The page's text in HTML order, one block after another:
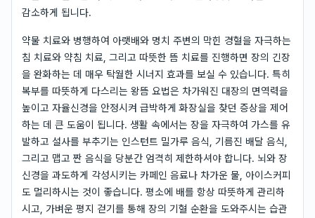
감소하게 됩니다.
약물 치료와 병행하여 아랫배와 명치 주변의 막힌 경혈을 자극하는
침 치료와 약침 치료, 그리고 따뜻한 뜸 치료를 진행하면 장의 긴장
을 완화하는 데 매우 탁월한 시너지 효과를 보실 수 있습니다. 특히
복부를 따뜻하게 다스리는 왕뜸 요법은 차가워진 대장의 면역력을
높이고 자율신경을 안정시켜 급박하게 화장실을 찾던 증상을 제어
하는 데 큰 도움이 됩니다. 생활 속에서는 장을 자극하여 가스를 유
발하고 설사를 부추기는 인스턴트 밀가루 음식, 기름진 배달 음식,
그리고 맵고 짠 음식을 당분간 엄격히 제한하셔야 합니다. 뇌와 장
신경을 과도하게 각성시키는 카페인 음료나 차가운 물, 아이스커피
도 멀리하시는 것이 좋습니다. 평소에 배를 항상 따뜻하게 관리하
시고, 가벼운 평지 걷기를 통해 장의 기혈 순환을 도와주시는 습관